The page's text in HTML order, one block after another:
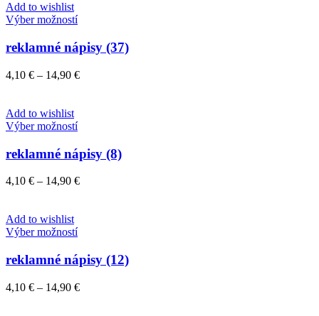
vybrať
na
stránke
produktu.
Add to wishlist
Výber možnostíTento
má
viacero
variantov.
Možnosti
vybrať
na
stránke
produktu.
reklamné nápisy (37)
4,10 € – 14,90 €Price
Add to wishlist
Výber možnostíTento
má
viacero
variantov.
vybrať
na
stránke
produktu.
reklamné nápisy (8)
4,10 € – 14,90 €Price
Add to wishlist
Výber možnostíTento
má
viacero
variantov.
Možnosti
reklamné nápisy (12)
4,10 € – 14,90 €Price